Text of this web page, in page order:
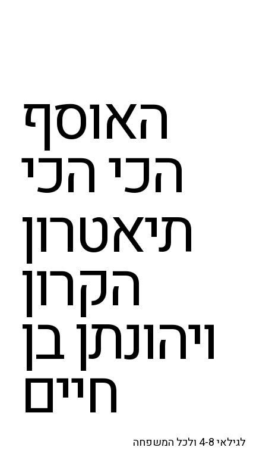
האוסף
הכי הכי
תיאטרון
הקרון
ויהונתן בן
חיים
לגילאי 4-8 ולכל המשפחה